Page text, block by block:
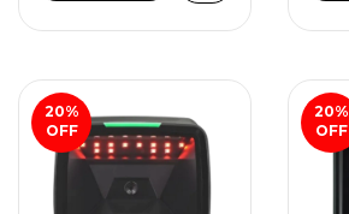
20%
OFF
20%
OFF